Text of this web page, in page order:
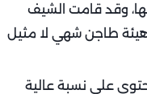
وقد قامت الشيف
هيئة طاجن شهي لا مثيل
على نسبة عالية